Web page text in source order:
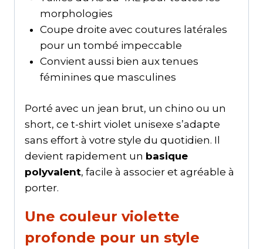
morphologies
Coupe droite avec coutures latérales
pour un tombé impeccable
Convient aussi bien aux tenues
féminines que masculines
Porté avec un jean brut, un chino ou un
short, ce t-shirt violet unisexe s’adapte
sans effort à votre style du quotidien. Il
devient rapidement un basique
polyvalent, facile à associer et agréable à
porter.
Une couleur violette
profonde pour un style